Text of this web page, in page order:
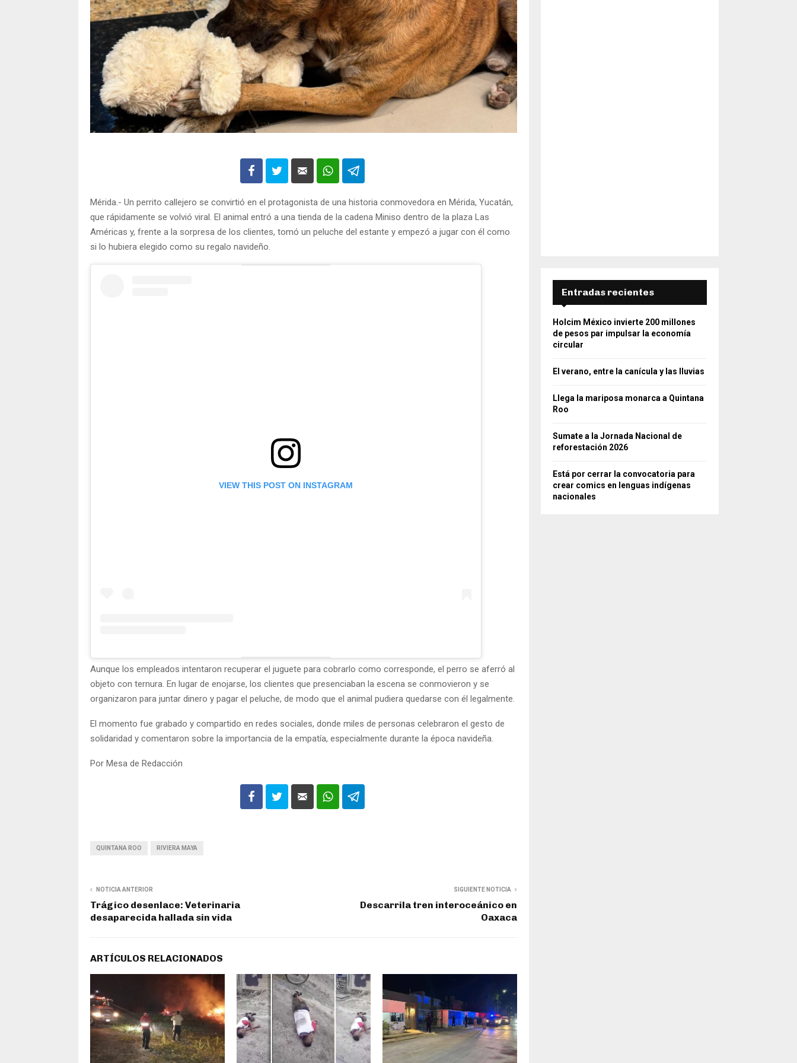
Mérida.- Un perrito callejero se convirtió en el protagonista de una historia conmovedora en Mérida, Yucatán,
que rápidamente se volvió viral. El animal entró a una tienda de la cadena Miniso dentro de la plaza Las
Américas y, frente a la sorpresa de los clientes, tomó un peluche del estante y empezó a jugar con él como
si lo hubiera elegido como su regalo navideño.
VIEW THIS POST ON INSTAGRAM
Aunque los empleados intentaron recuperar el juguete para cobrarlo como corresponde, el perro se aferró al
objeto con ternura. En lugar de enojarse, los clientes que presenciaban la escena se conmovieron y se
organizaron para juntar dinero y pagar el peluche, de modo que el animal pudiera quedarse con él legalmente.
El momento fue grabado y compartido en redes sociales, donde miles de personas celebraron el gesto de
solidaridad y comentaron sobre la importancia de la empatía, especialmente durante la época navideña.
Por Mesa de Redacción
QUINTANA ROO RIVIERA MAYA
NOTICIA ANTERIOR
Trágico desenlace: Veterinaria
desaparecida hallada sin vida
SIGUIENTE NOTICIA
Descarrila tren interoceánico en
Oaxaca
ARTÍCULOS RELACIONADOS
Entradas recientes
Holcim México invierte 200 millones
de pesos par impulsar la economía
circular
El verano, entre la canícula y las lluvias
Llega la mariposa monarca a Quintana
Roo
Sumate a la Jornada Nacional de
reforestación 2026
Está por cerrar la convocatoria para
crear comics en lenguas indígenas
nacionales